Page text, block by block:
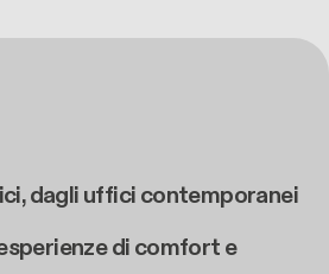
dagli uffici contemporanei
di comfort e